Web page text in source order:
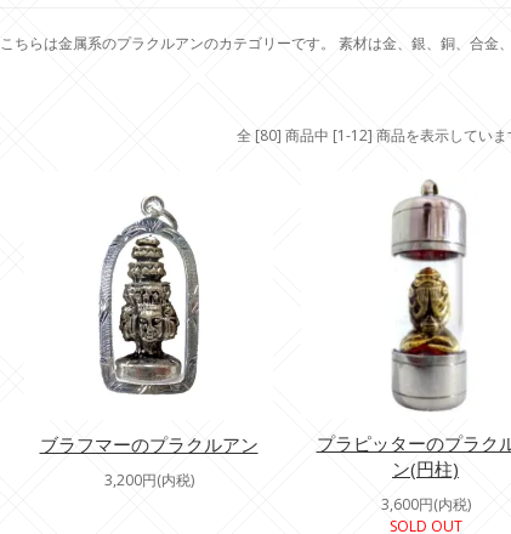
こちらは金属系のプラクルアンのカテゴリーです。 素材は金、銀、銅、合金
全 [80] 商品中 [1-12] 商品を表示していま
ブラフマーのプラクルアン
3,200円(内税)
プラピッターのプラク
ン(円柱)
3,600円(内税)
SOLD OUT